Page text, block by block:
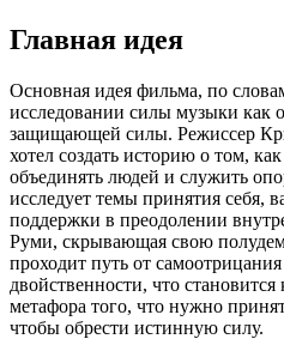
Главная идея
Основная идея фильма, по
исследовании силы музыки как
защищающей силы. Режиссер
хотел создать историю о том,
объединять людей и служить
исследует темы принятия себя,
поддержки в преодолении
Руми, скрывающая свою
проходит путь от
двойственности, что
метафора того, что нужно
чтобы обрести истинную силу.